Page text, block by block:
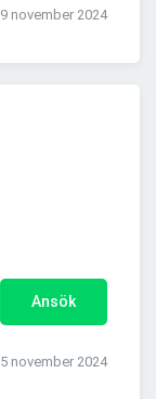
november 2024
Ansök
november 2024